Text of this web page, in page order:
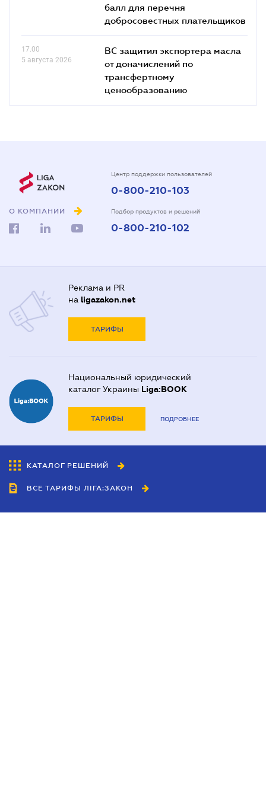
балл для перечня
добросовестных плательщиков
17.00
5 августа 2026
ВС защитил экспортера масла
от доначислений по
трансфертному
ценообразованию
О КОМПАНИИ
Центр поддержки пользователей
0-800-210-103
Подбор продуктов и решений
0-800-210-102
Реклама и PR
на ligazakon.net
ТАРИФЫ
Национальный юридический
каталог Украины Liga:BOOK
ТАРИФЫ ПОДРОБНЕЕ
КАТАЛОГ РЕШЕНИЙ
ВСЕ ТАРИФЫ ЛІГА:ЗАКОН